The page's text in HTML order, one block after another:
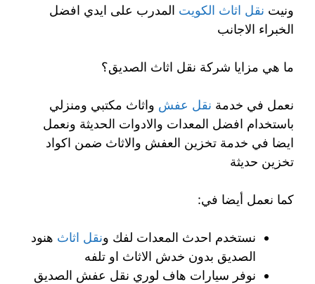
ونيت نقل اثاث الكويت المدرب على ايدي افضل
الخبراء الاجانب
ما هي مزايا شركة نقل اثاث الصديق؟
نعمل في خدمة نقل عفش واثاث مكتبي ومنزلي
باستخدام افضل المعدات والادوات الحديثة ونعمل
ايضا في خدمة تخزين العفش والاثاث ضمن اكواد
تخزين حديثة
كما نعمل أيضا في:
نستخدم احدث المعدات لفك ونقل اثاث هنود
الصديق بدون خدش الاثاث او تلفه
نوفر سيارات هاف لوري نقل عفش الصديق